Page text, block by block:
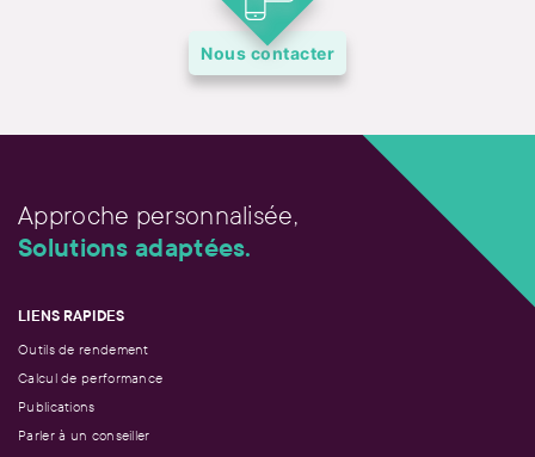
Nous contacter
Approche personnalisée,
Solutions adaptées.
LIENS RAPIDES
Outils de rendement
Calcul de performance
Publications
Parler à un conseiller